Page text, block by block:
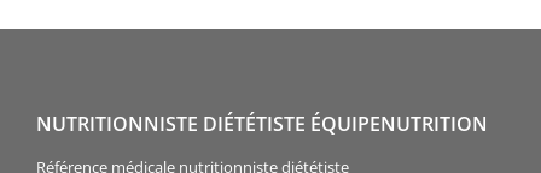
NUTRITIONNISTE DIÉTÉTISTE ÉQUIPENUTRITION
Référence médicale nutritionniste diététiste